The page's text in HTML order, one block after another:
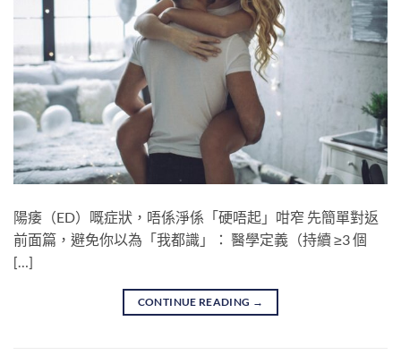
陽痿（ED）嘅症狀，唔係淨係「硬唔起」咁窄 先簡單對返
前面篇，避免你以為「我都識」： 醫學定義（持續 ≥3 個
[…]
CONTINUE READING →